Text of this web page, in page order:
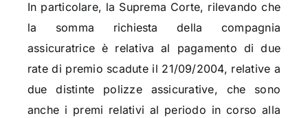
In particolare, la Suprema Corte, rilevando che
la somma richiesta della compagnia
assicuratrice è relativa al pagamento di due
rate di premio scadute il 21/09/2004, relative a
due distinte polizze assicurative, che sono
anche i premi relativi al periodo in corso alla